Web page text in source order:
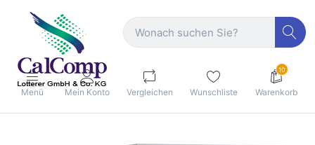
Menü Mein Konto Vergleichen Wunschliste
10
Warenkorb